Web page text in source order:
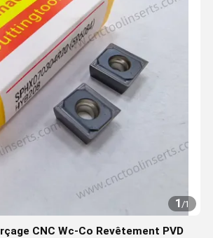
1/1
CNC Wc-Co Revêtement PVD